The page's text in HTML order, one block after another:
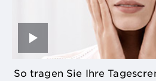
So tragen Sie Ihre